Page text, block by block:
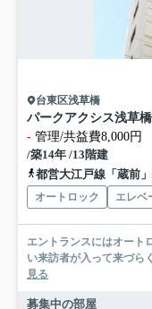
台東区浅草橋
パークアクシス浅草
- 管理/共益費8,000円
/築14年 /13階建
都営大江戸線「蔵前
オートロック エレベ
エントランスにはオート
い来訪者が入って来づら
見る
募集中の部屋